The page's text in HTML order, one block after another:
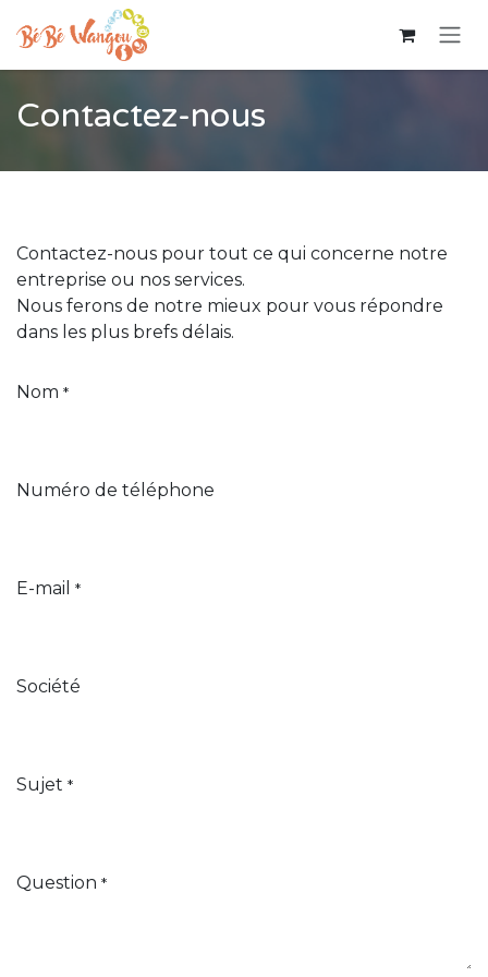
Se rendre au contenu
Contactez-nous
Contactez-nous pour tout ce qui concerne notre
entreprise ou nos services.
Nous ferons de notre mieux pour vous répondre
dans les plus brefs délais.
Nom *
Numéro de téléphone
E-mail *
Société
Sujet *
Question *